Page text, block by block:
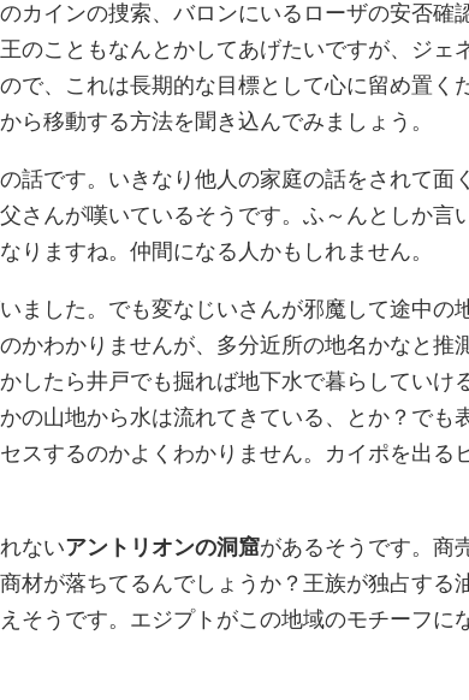
カインの捜索、バロンにいるローザの安否確
のこともなんとかしてあげたいですが、ジェ
で、これは長期的な目標として心に留め置く
ら移動する方法を聞き込んでみましょう。
の話です。いきなり他人の家庭の話をされて面
さんが嘆いているそうです。ふ～んとしか言
りますね。仲間になる人かもしれません。
ました。でも変なじいさんが邪魔して途中の
かわかりませんが、多分近所の地名かなと推
したら井戸でも掘れば地下水で暮らしていけ
の山地から水は流れてきている、とか？でも
スするのかよくわかりません。カイポを出る
ないアントリオンの洞窟があるそうです。商
材が落ちてるんでしょうか？王族が独占する
そうです。エジプトがこの地域のモチーフに